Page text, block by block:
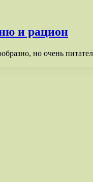
и рацион
но очень